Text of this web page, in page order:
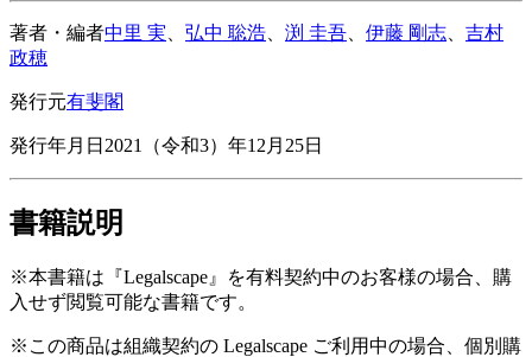
著者・編者中里 実 弘中 聡浩 渕 圭吾 伊藤 剛志
吉村
政穂
発行元有斐閣
発行年月日 2021（令和3）年12月25日
書籍説明
※本書籍は『Legalscape』を有料契約中のお客様の場合、購
入せず閲覧可能な書籍です。
※この商品は組織契約の Legalscape ご利用中の場合、個別購